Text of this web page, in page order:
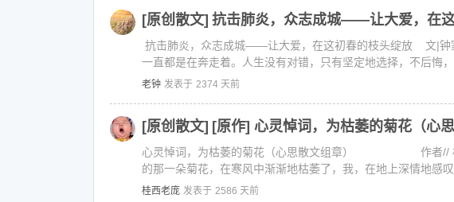
[原创散文] 抗击肺炎，众志成城——让大爱，在
抗击肺炎，众志成城——让大爱，在这初春的枝头绽放
一直都是在奔走着。人生没有对错，只有坚定地选择，不后悔
老钟 发表于 2374 天前
[原创散文] [原作] 心灵悼词，为枯萎的菊花（心思
心灵悼词，为枯萎的菊花（心思散文组章） 作者// 桂
的那一朵菊花，在寒风中渐渐地枯萎了，我，在地上深情地感叹
桂西老庞 发表于 2586 天前